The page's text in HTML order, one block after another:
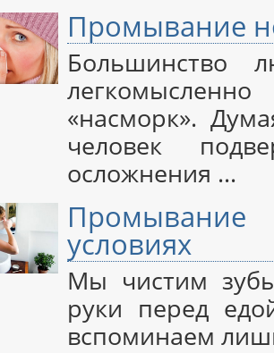
Промывание
Большинство
«насморк».
человек
осложнения ...
условиях
Мы чистим
руки перед
вспоминаем